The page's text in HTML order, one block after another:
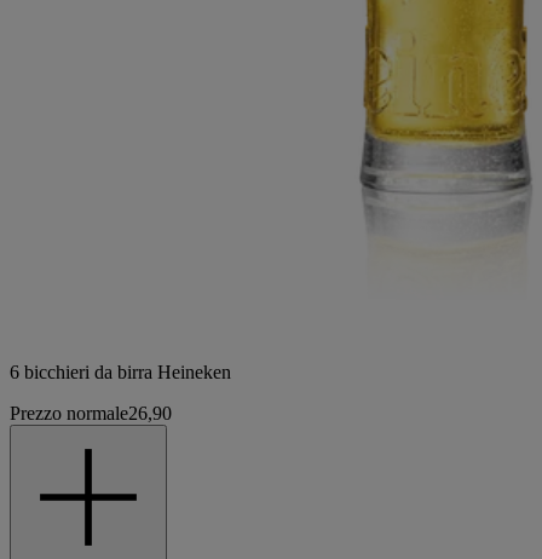
6 bicchieri da birra Heineken
Prezzo normale26,90